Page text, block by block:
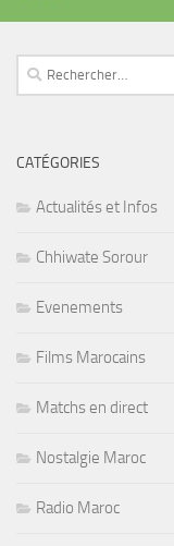
Rechercher :
CATÉGORIES
Actualités et Infos
Chhiwate Sorour
Evenements
Films Marocains
Matchs en direct
Nostalgie Maroc
Radio Maroc